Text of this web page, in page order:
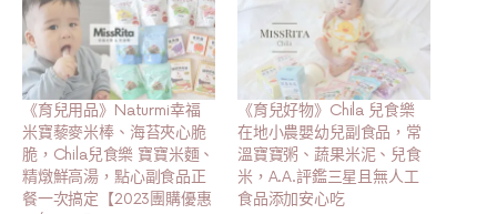
《育兒用品》Naturmi幸福
米寶藜麥米棒、海苔夾心脆
脆，Chila兒食樂 寶寶米麵、
精燉鮮高湯，點心副食品正
餐一次搞定【2023團購優惠
《育兒好物》Chila 兒食樂
在地小農嬰幼兒副食品，常
溫寶寶粥、蔬果米泥、兒食
米，A.A.評鑑三星且無人工
食品添加安心吃